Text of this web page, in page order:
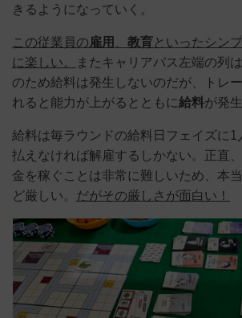
きるようになっていく。
この従業員の雇用 教育といったシン
に楽しい。
またキャリアパス左端の列
のため給料は発生しないのだが、トレ
れると能力が上がるとともに給料が発
給料は毎ラウンドの給料日フェイズに1
払えなければ解雇するしかない。正直
金を稼ぐことは非常に難しいため、本
ど厳しい。 だがその厳しさが面白い！